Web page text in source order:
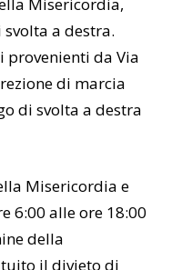
a destra.
provenienti da Via
di marcia
di svolta a destra
Misericordia e
6:00 alle ore 18:00
della
il divieto di